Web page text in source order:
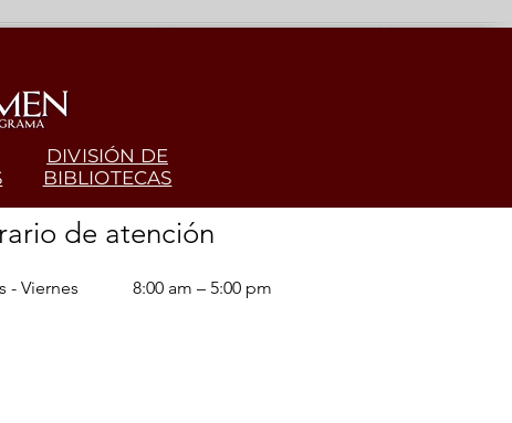
DIVISIÓN DE
BIBLIOTECAS
de atención
- Viernes 8:00 am – 5:00 pm